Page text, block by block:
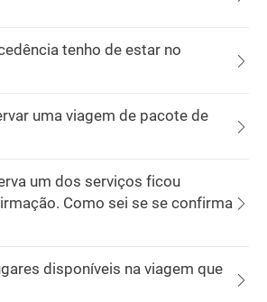
tenho de estar no
uma viagem de pacote de
um dos serviços ficou
Como sei se se confirma
disponíveis na viagem que